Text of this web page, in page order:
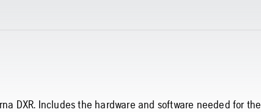
DXR. Includes the hardware and software needed for the